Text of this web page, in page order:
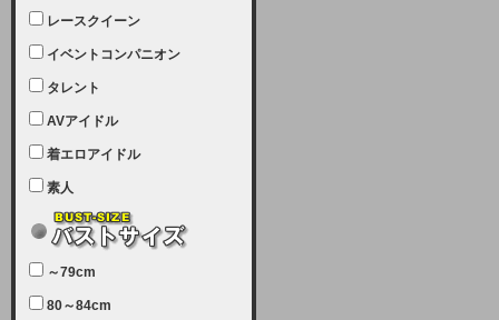
ら午前11：00（予定）でサーバー
メンテナンスを実施します。ユーザ
ー様にはご迷惑をおかけしますがご
理解いただけます様、宜しくお願い
致します。
2025-07-05 (土)
【サーバーメンテナンス完了のお知
本日、サーバーメンテナンスのため
ユーザー様には大変ご迷惑をおかけ
しました。無事、メンテナンスが完
致します。
レースクイーン
イベントコンパニオン
タレント
AVアイドル
着エロアイドル
素人
～79cm
80～84cm